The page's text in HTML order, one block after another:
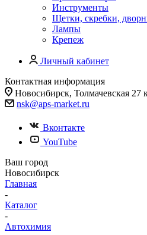
Инструменты
Щетки, скребки,
Лампы
Крепеж
Личный кабинет
Контактная информация
Новосибирск, Толмачевская 27
nsk@aps-market.ru
Вконтакте
YouTube
Ваш город
Новосибирск
Главная
-
Каталог
-
Автохимия